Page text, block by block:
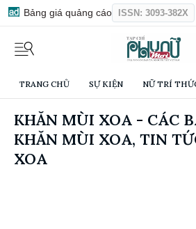
Bảng giá quảng cáo ISSN: 3093-382X
TRANG CHỦ SỰ KIỆN NỮ TRÍ
KHĂN MÙI XOA - CÁC
KHĂN MÙI XOA, TIN
XOA